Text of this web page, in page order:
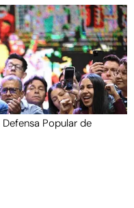
Popular de